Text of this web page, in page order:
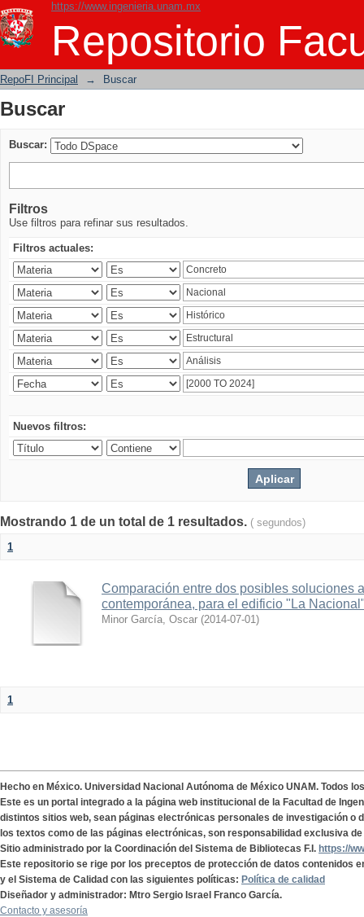
https://www.ingenieria.unam.mx
Repositorio
Buscar
RepoFI Principal → Buscar
Buscar
Buscar:
Filtros
Use filtros para refinar sus resultados.
Filtros actuales:
Nuevos filtros:
Mostrando 1 de un total de 1 resultados. ( segundos)
1
Comparación entre dos posibles soluciones
contemporánea, para el edificio "La
Minor García, Oscar (2014-07-01)
1
Hecho en México. Universidad Nacional Autónoma de México UNAM. Todos
Este es un portal integrado a la página web institucional de la Facultad de
distintos sitios web, sean páginas electrónicas personales de investigación o
los textos como de las páginas electrónicas, son responsabilidad exclusiva
Sitio administrado por la Coordinación del Sistema de Bibliotecas F.I. https://
Este repositorio se rige por los preceptos de protección de datos contenidos
y el Sistema de Calidad con las siguientes políticas: Política de calidad
Diseñador y administrador: Mtro Sergio Israel Franco García.
Contacto y asesoría